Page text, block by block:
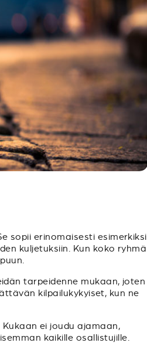
sopii erinomaisesti esimerkiksi
kuljetuksiin. Kun koko ryhmä
tarpeidenne mukaan, joten
kilpailukykyiset, kun ne
ei joudu ajamaan,
kaikille osallistujille.